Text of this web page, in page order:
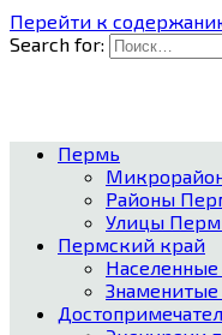
Перейти к
Search for:
Пермь
Районы
Улицы
Пермский край